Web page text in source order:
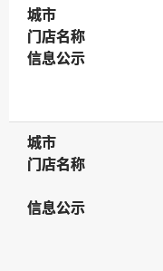
城市
城市
门店名称
门店名称
信息公示
信息公示
城市
城市
门店名称
门店名称
信息公示
信息公示